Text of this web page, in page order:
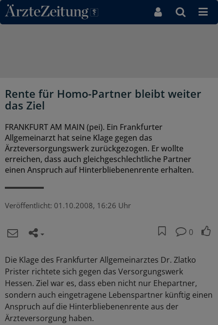
Direkt zum Inhaltsbereich
Rente für Homo-Partner bleibt weiter
das Ziel
FRANKFURT AM MAIN (pei). Ein Frankfurter
Allgemeinarzt hat seine Klage gegen das
Ärzteversorgungswerk zurückgezogen. Er wollte
erreichen, dass auch gleichgeschlechtliche Partner
einen Anspruch auf Hinterbliebenenrente erhalten.
Veröffentlicht: 01.10.2008, 16:26 Uhr
0
Die Klage des Frankfurter Allgemeinarztes Dr. Zlatko
Prister richtete sich gegen das Versorgungswerk
Hessen. Ziel war es, dass eben nicht nur Ehepartner,
sondern auch eingetragene Lebenspartner künftig einen
Anspruch auf die Hinterbliebenenrente aus der
Ärzteversorgung haben.